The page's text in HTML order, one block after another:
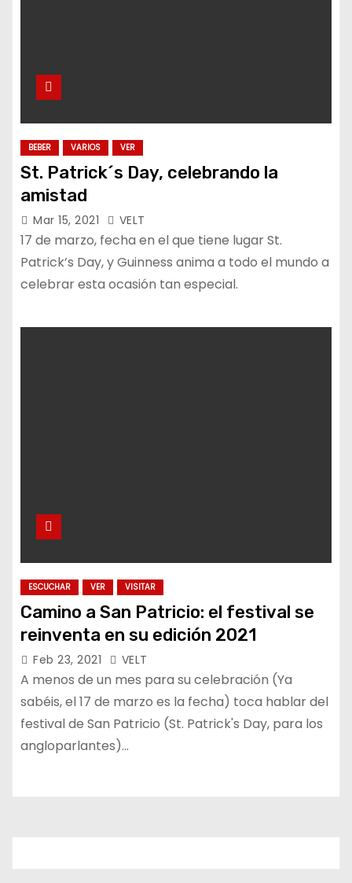
BEBER VARIOS VER
St. Patrick´s Day, celebrando la
amistad
Mar 15, 2021 VELT
17 de marzo, fecha en el que tiene lugar St.
Patrick’s Day, y Guinness anima a todo el mundo a
celebrar esta ocasión tan especial.
ESCUCHAR VER VISITAR
Camino a San Patricio: el festival se
reinventa en su edición 2021
Feb 23, 2021 VELT
A menos de un mes para su celebración (Ya
sabéis, el 17 de marzo es la fecha) toca hablar del
festival de San Patricio (St. Patrick's Day, para los
angloparlantes)…